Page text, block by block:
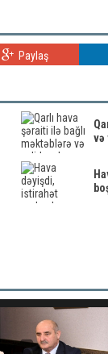
Paylaş
və